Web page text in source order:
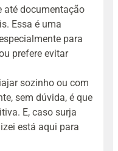
até documentação
Essa é uma
para
prefere evitar
sozinho ou com
sem dúvida, é que
E, caso surja
está aqui para